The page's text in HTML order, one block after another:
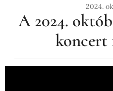
2024.
A 2024.
koncert